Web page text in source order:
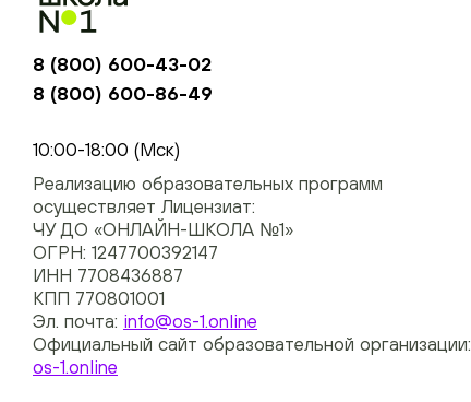
8 (800) 600-43-02
8 (800) 600-86-49
10:00-18:00 (Мск)
Реализацию образовательных программ
осуществляет Лицензиат:
ЧУ ДО «ОНЛАЙН-ШКОЛА №1»
ОГРН: 1247700392147
ИНН 7708436887
КПП 770801001
Эл. почта: info@os-1.online
Официальный сайт образовательной организации:
os-1.online